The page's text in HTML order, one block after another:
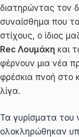
διατηρώντας τον
συναίσθημα που
στίχους, ο ίδιος
Rec Λουμάκη και
φέρνουν μια νέα
φρέσκια πνοή στο
λίγα.
Τα γυρίσματα του
ολοκληρώθηκαν